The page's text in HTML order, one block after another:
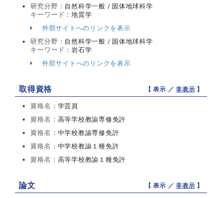
研究分野： 自然科学一般 / 固体地球科学
キーワード：地質学
外部サイトへのリンクを表示
研究分野： 自然科学一般 / 固体地球科学
キーワード：岩石学
外部サイトへのリンクを表示
取得資格 【 表示 ／非表示 】
資格名： 学芸員
資格名： 高等学校教諭専修免許
資格名： 中学校教諭専修免許
資格名： 中学校教諭１種免許
資格名： 高等学校教諭１種免許
論文 【 表示 ／非表示 】